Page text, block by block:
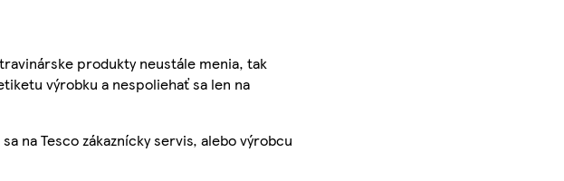
produkty neustále menia, tak
výrobku a nespoliehať sa len na
na Tesco zákaznícky servis, alebo výrobcu